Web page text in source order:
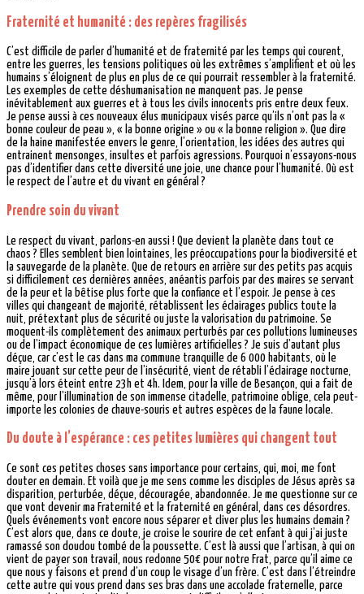
Fraternité et humanité : des repères fragilisés
C’est difficile de parler d’humanité et de fraternité par les temps qui courent,
entre les guerres, les tensions politiques où les extrêmes s’amplifient et où les
humains s’éloignent de plus en plus de ce qui pourrait ressembler à la fraternité.
Les exemples de cette déshumanisation ne manquent pas. Je pense
inévitablement aux guerres et à tous les civils innocents pris entre deux feux.
Je pense aussi à ces nouveaux élus municipaux visés parce qu’ils n’ont pas la «
bonne couleur de peau », « la bonne origine » ou « la bonne religion ». Que dire
de la haine manifestée envers le genre, l’orientation, les idées des autres qui
entrainent mensonges, insultes et parfois agressions. Pourquoi n’essayons-nous
pas d’identifier dans cette diversité une joie, une chance pour l’humanité. Où est
le respect de l’autre et du vivant en général ?
Prendre soin du vivant
Le respect du vivant, parlons-en aussi ! Que devient la planète dans tout ce
chaos ? Elles semblent bien lointaines, les préoccupations pour la biodiversité et
la sauvegarde de la planète. Que de retours en arrière sur des petits pas acquis
si difficilement ces dernières années, anéantis parfois par des maires se servant
de la peur et la bêtise plus forte que la confiance et l’espoir. Je pense à ces
villes qui changeant de majorité, rétablissent les éclairages publics toute la
nuit, prétextant plus de sécurité ou juste la valorisation du patrimoine. Se
moquent-ils complètement des animaux perturbés par ces pollutions lumineuses
ou de l’impact économique de ces lumières artificielles ? Je suis d’autant plus
déçue, car c’est le cas dans ma commune tranquille de 6 000 habitants, où le
maire jouant sur cette peur de l’insécurité, vient de rétabli l’éclairage nocturne,
jusqu’à lors éteint entre 23h et 4h. Idem, pour la ville de Besançon, qui a fait de
même, pour l’illumination de son immense citadelle, patrimoine oblige, cela peut-
importe les colonies de chauve-souris et autres espèces de la faune locale.
Du doute à l’espérance : ces petites lumières qui changent tout
Ce sont ces petites choses sans importance pour certains, qui, moi, me font
douter en demain. Et voilà que je me sens comme les disciples de Jésus après sa
disparition, perturbée, déçue, découragée, abandonnée. Je me questionne sur ce
que vont devenir ma Fraternité et la fraternité en général, dans ces désordres.
Quels événements vont encore nous séparer et cliver plus les humains demain ?
C’est alors que, dans ce doute, je croise le sourire de cet enfant à qui j’ai juste
ramassé son doudou tombé de la poussette. C’est là aussi que l’artisan, à qui on
vient de payer son travail, nous redonne 50€ pour notre Frat, parce qu’il aime ce
que nous y faisons et prend d’un coup le visage d’un frère. C’est dans l’étreindre
cette autre qui vous prend dans ses bras dans une accolade fraternelle, parce